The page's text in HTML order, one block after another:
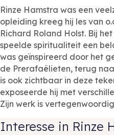
Rinze Hamstra was een
opleiding kreeg hij les van
Richard Roland Holst. Bij
speelde spiritualiteit een
was geïnspireerd door het
de Prerafaëlieten, terug
is ook zichtbaar in deze
exposeerde hij met
Zijn werk is
Interesse in Rinze